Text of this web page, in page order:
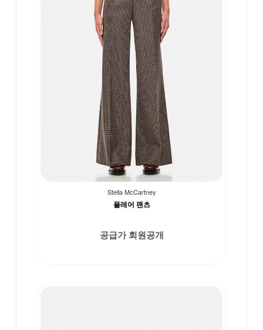
Stella McCartney
플레어 팬츠
공급가 회원공개